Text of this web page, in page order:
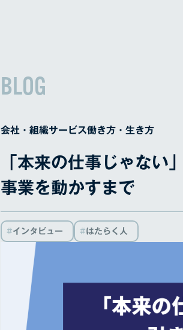
BLOG
会社・組織サービス働き方・生き方
「本来の仕事じゃない
事業を動かすまで
インタビュー はたらく人